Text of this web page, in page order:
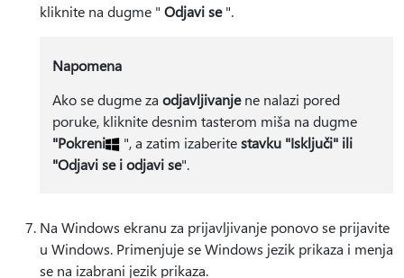
kliknite na dugme " Odjavi se".
Napomena
Ako se dugme za odjavljivanjene nalazi pored
poruke, kliknite desnim tasterom miša na dugme
"Pokreni
", a zatim izaberitestavku "Isključi" ili
"Odjavi se i odjavi se".
Na Windows ekranu za prijavljivanje ponovo se prijavite
u Windows. Primenjuje se Windows jezik prikaza i menja
se na izabrani jezik prikaza.